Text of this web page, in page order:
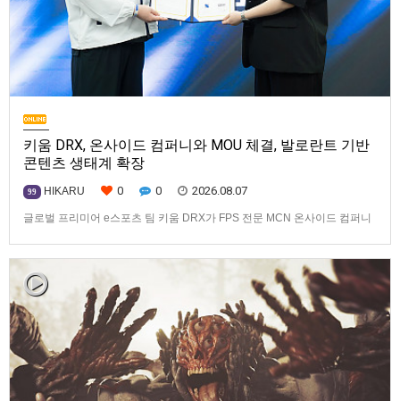
키움 DRX, 온사이드 컴퍼니와 MOU 체결, 발로란트 기반
콘텐츠 생태계 확장
99 HIKARU 0 0 2026.08.07
글로벌 프리미어 e스포츠 팀 키움 DRX가 FPS 전문 MCN 온사이드 컴퍼니
문화 산업 저변 확대 및 콘텐츠 강화를 위한 업무 협약(MOU)을 체결했다고
밝혔다. 이날 협약식에는 키움 DRX 양선일 대표이사, …